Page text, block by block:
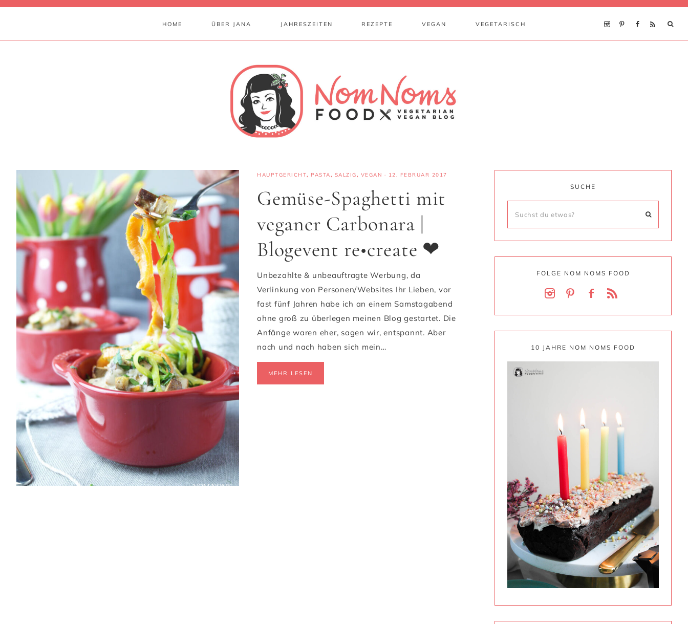
HOME ÜBER JANA JAHRESZEITEN REZEPTE VEGAN VEGETARISCH
HAUPTGERICHT, PASTA, SALZIG, VEGAN · 12. FEBRUAR 2017
Gemüse-Spaghetti mit
veganer Carbonara |
Blogevent re•create ❤
Unbezahlte & unbeauftragte Werbung, da
Verlinkung von Personen/Websites Ihr Lieben, vor
fast fünf Jahren habe ich an einem Samstagabend
ohne groß zu überlegen meinen Blog gestartet. Die
Anfänge waren eher, sagen wir, entspannt. Aber
nach und nach haben sich mein…
MEHR LESEN
SUCHE
FOLGE NOM NOMS FOOD
10 JAHRE NOM NOMS FOOD